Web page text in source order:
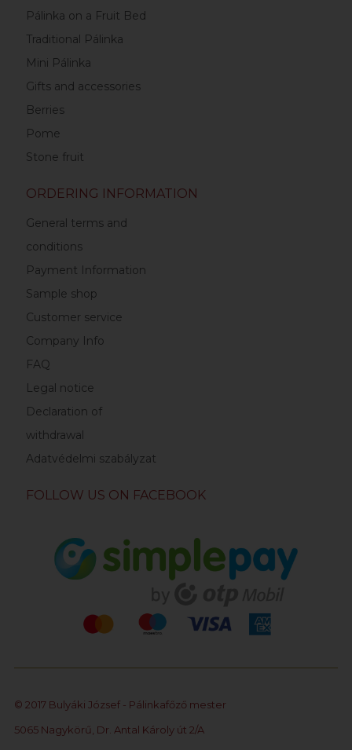
Pálinka on a Fruit Bed
Traditional Pálinka
Mini Pálinka
Gifts and accessories
Berries
Pome
Stone fruit
ORDERING INFORMATION
General terms and
conditions
Payment Information
Sample shop
Customer service
Company Info
FAQ
Legal notice
Declaration of
withdrawal
Adatvédelmi szabályzat
FOLLOW US ON FACEBOOK
© 2017 Bulyáki József - Pálinkafőző mester
5065 Nagykörű, Dr. Antal Károly út 2/A